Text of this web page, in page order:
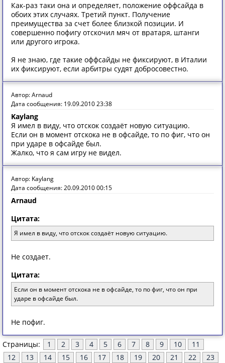
Как-раз таки она и определяет, положение оффсайда в
обоих этих случаях. Третий пункт. Получение
преимущества за счет более близкой позиции. И
совершенно пофигу отскочил мяч от вратаря, штанги
или другого игрока.
Я не знаю, где такие оффсайды не фиксируют, в Италии
их фиксируют, если арбитры судят добросовестно.
Автор: Arnaud
Дата сообщения: 19.09.2010 23:38
Kaylang
Я имел в виду, что отскок создаёт новую ситуацию.
Если он в момент отскока не в офсайде, то по фиг, что он
при ударе в офсайде был.
Жалко, что я сам игру не видел.
Автор: Kaylang
Дата сообщения: 20.09.2010 00:15
Arnaud
Цитата:
Я имел в виду, что отскок создаёт новую ситуацию.
Не создает.
Цитата:
Если он в момент отскока не в офсайде, то по фиг, что он при
ударе в офсайде был.
Не пофиг.
Страницы: 1 2 3 4 5 6 7 8 9 10
11
12
13 14 15 16 17 18 19 20 21 22 23